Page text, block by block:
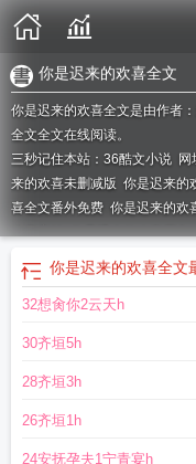
你是迟来的欢喜全文
你是迟来的欢喜全文是由作者
全文全文在线阅读。
三秒记住本站：36酷文小说 网
来的欢喜未删减版 你是迟来的
喜全文番外免费 你是迟来的欢
欢喜完结你是迟来的欢喜原文
你是迟来的欢喜知乎 你是
你是迟来的欢喜全文
32想肏你2云天h
30齐垣5h
28齐垣3h
26齐垣1h
24安抚孕夫1宁青宴h